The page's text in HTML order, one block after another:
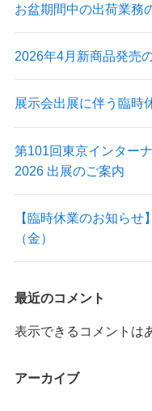
お盆期間中の出荷業務
2026年4月新商品発売
展示会出展に伴う臨時
第101回東京インター
2026 出展のご案内
【臨時休業のお知ら
（金）
最近のコメント
表示できるコメントは
アーカイブ